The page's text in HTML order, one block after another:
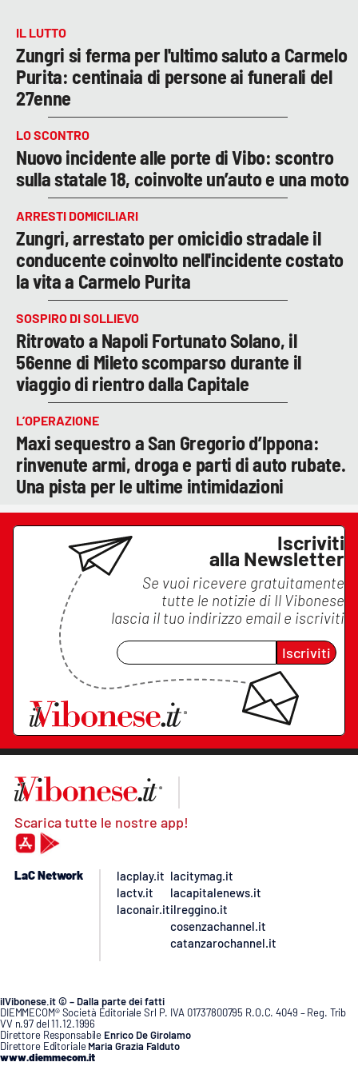
IL LUTTO
Zungri si ferma per l'ultimo saluto a Carmelo
Purita: centinaia di persone ai funerali del
27enne
LO SCONTRO
Nuovo incidente alle porte di Vibo: scontro
sulla statale 18, coinvolte un’auto e una moto
ARRESTI DOMICILIARI
Zungri, arrestato per omicidio stradale il
conducente coinvolto nell'incidente costato
la vita a Carmelo Purita
SOSPIRO DI SOLLIEVO
Ritrovato a Napoli Fortunato Solano, il
56enne di Mileto scomparso durante il
viaggio di rientro dalla Capitale
L’OPERAZIONE
Maxi sequestro a San Gregorio d’Ippona:
rinvenute armi, droga e parti di auto rubate.
Una pista per le ultime intimidazioni
Iscriviti
alla Newsletter
Se vuoi ricevere gratuitamente
tutte le notizie di Il Vibonese
lascia il tuo indirizzo email e iscriviti
Iscriviti
Scarica tutte le nostre app!
LaC Network
lacplay.it
lactv.it
laconair.it
lacitymag.it
lacapitalenews.it
ilreggino.it
cosenzachannel.it
catanzarochannel.it
ilVibonese.it © – Dalla parte dei fatti
DIEMMECOM® Società Editoriale Srl P. IVA 01737800795 R.O.C. 4049 – Reg. Trib
VV n.97 del 11.12.1996
Direttore Responsabile Enrico De Girolamo
Direttore Editoriale Maria Grazia Falduto
www.diemmecom.it